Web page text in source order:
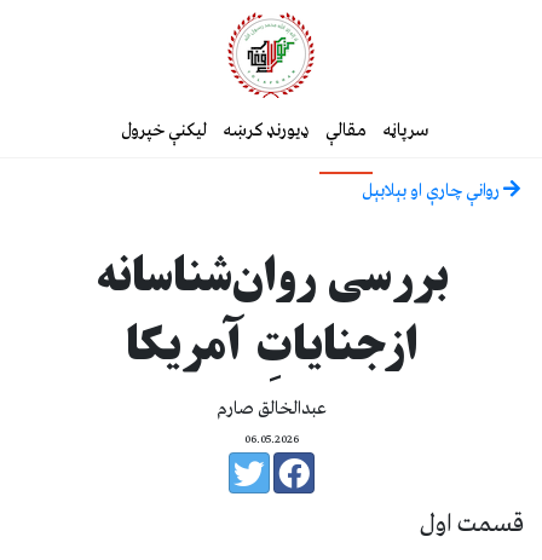
سرپاڼه مقالې ډیورنډ کرښه لیکنې خپرول
روانې چارې او بېلابېل
بررسی روان‌شناسانه
ازجنایاتِ آمریکا
عبدالخالق صارم
06.05.2026
قسمت اول